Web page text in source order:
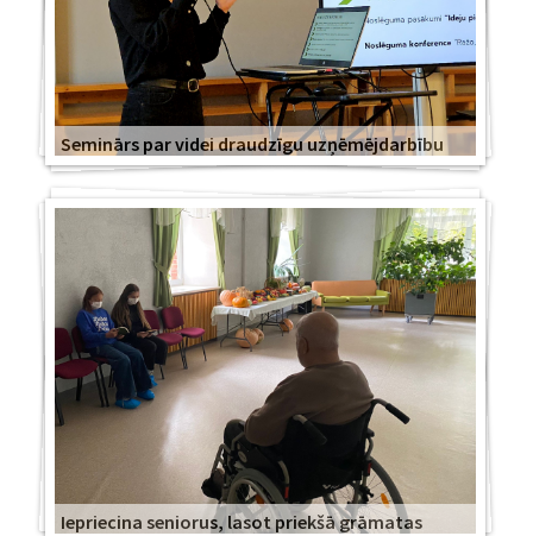
Seminārs par videi draudzīgu uzņēmējdarbību
Iepriecina seniorus, lasot priekšā grāmatas